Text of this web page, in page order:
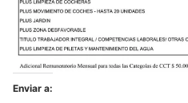
Enviar a: